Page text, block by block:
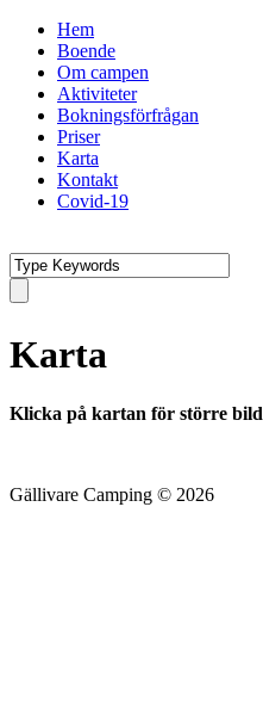
Hem
Boende
Om campen
Aktiviteter
Bokningsförfrågan
Priser
Karta
Kontakt
Covid-19
Karta
Klicka på kartan för större bild
Gällivare Camping © 2026